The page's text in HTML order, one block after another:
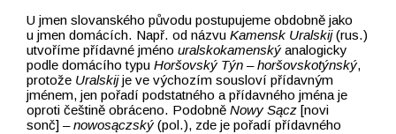
U jmen slovanského původu postupujeme obdobně jako
u jmen domácích. Např. od názvuKamensk Uralskij(rus.)
utvoříme přídavné jménouralskokamenskýanalogicky
podle domácího typuHoršovský Týn –⁠⁠⁠⁠⁠⁠⁠⁠⁠⁠⁠⁠⁠⁠⁠⁠⁠⁠⁠⁠⁠⁠⁠⁠⁠⁠⁠⁠⁠⁠⁠⁠⁠⁠⁠⁠⁠⁠⁠⁠⁠⁠⁠⁠⁠⁠⁠⁠⁠⁠⁠⁠⁠⁠⁠⁠⁠⁠⁠⁠⁠⁠ horšovskotýnský,
protože Uralskijje ve výchozím sousloví přídavným
jménem, jen pořadí podstatného a přídavného jména je
oproti češtině obráceno. PodobněNowy Sącz [novi
sonč]–⁠⁠⁠⁠⁠⁠⁠⁠⁠⁠⁠⁠⁠⁠⁠⁠⁠⁠⁠⁠⁠⁠⁠⁠⁠⁠⁠⁠⁠⁠⁠⁠⁠⁠⁠⁠⁠⁠⁠⁠⁠⁠⁠⁠⁠⁠⁠⁠⁠⁠⁠⁠⁠⁠⁠⁠⁠⁠⁠⁠⁠⁠ nowosączský(pol.), zde je pořadí přídavného